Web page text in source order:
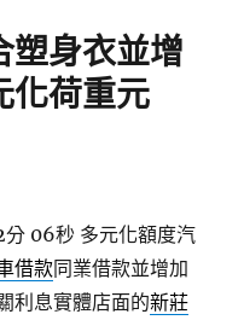
塑身衣並增
化荷重元
分 06秒 多元化額度汽
借款同業借款並增加
利息實體店面的新莊